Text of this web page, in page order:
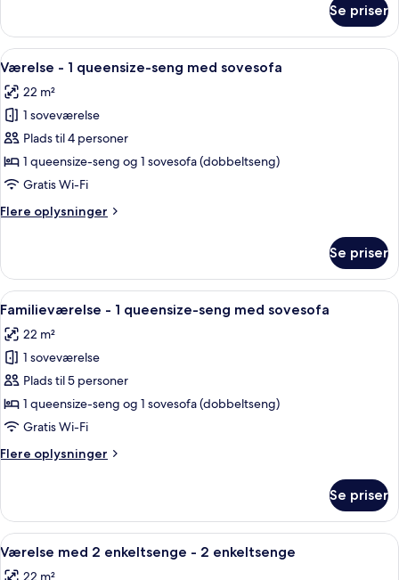
-
queensize-
(View)
Se priser
Indlæs
alle
billeder
af
Værelse
-
1
seng
Et hotelværelse med en stor seng,
7
Værelse - 1 queensize-seng med sovesofa
22 m²
1 soveværelse
Plads til 4 personer
1 queensize-seng og 1 sovesofa (dobbeltseng)
Gratis Wi-Fi
Flere oplysninger
Flere
-
queensize-
med
sovesofa
Se priser
Indlæs
alle
billeder
af
Familieværelse
-
1
seng
Et hotelværelse med to senge, et
4
Familieværelse - 1 queensize-seng med sovesofa
22 m²
1 soveværelse
Plads til 5 personer
1 queensize-seng og 1 sovesofa (dobbeltseng)
Gratis Wi-Fi
Flere oplysninger
Flere
-
queensize-
Se priser
Indlæs
alle
Et hotelværelse med seng,
7
Værelse med 2 enkeltsenge - 2 enkeltsenge
22 m²